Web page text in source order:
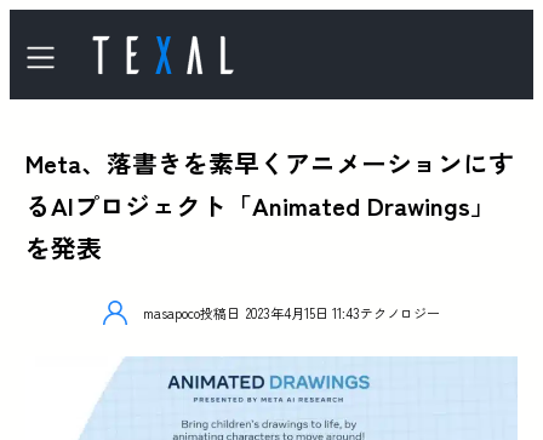
Meta、落書きを素早くアニメーションにす
るAIプロジェクト「Animated Drawings」
を発表
masapoco投稿日 2023年4月15日 11:43テクノロジー